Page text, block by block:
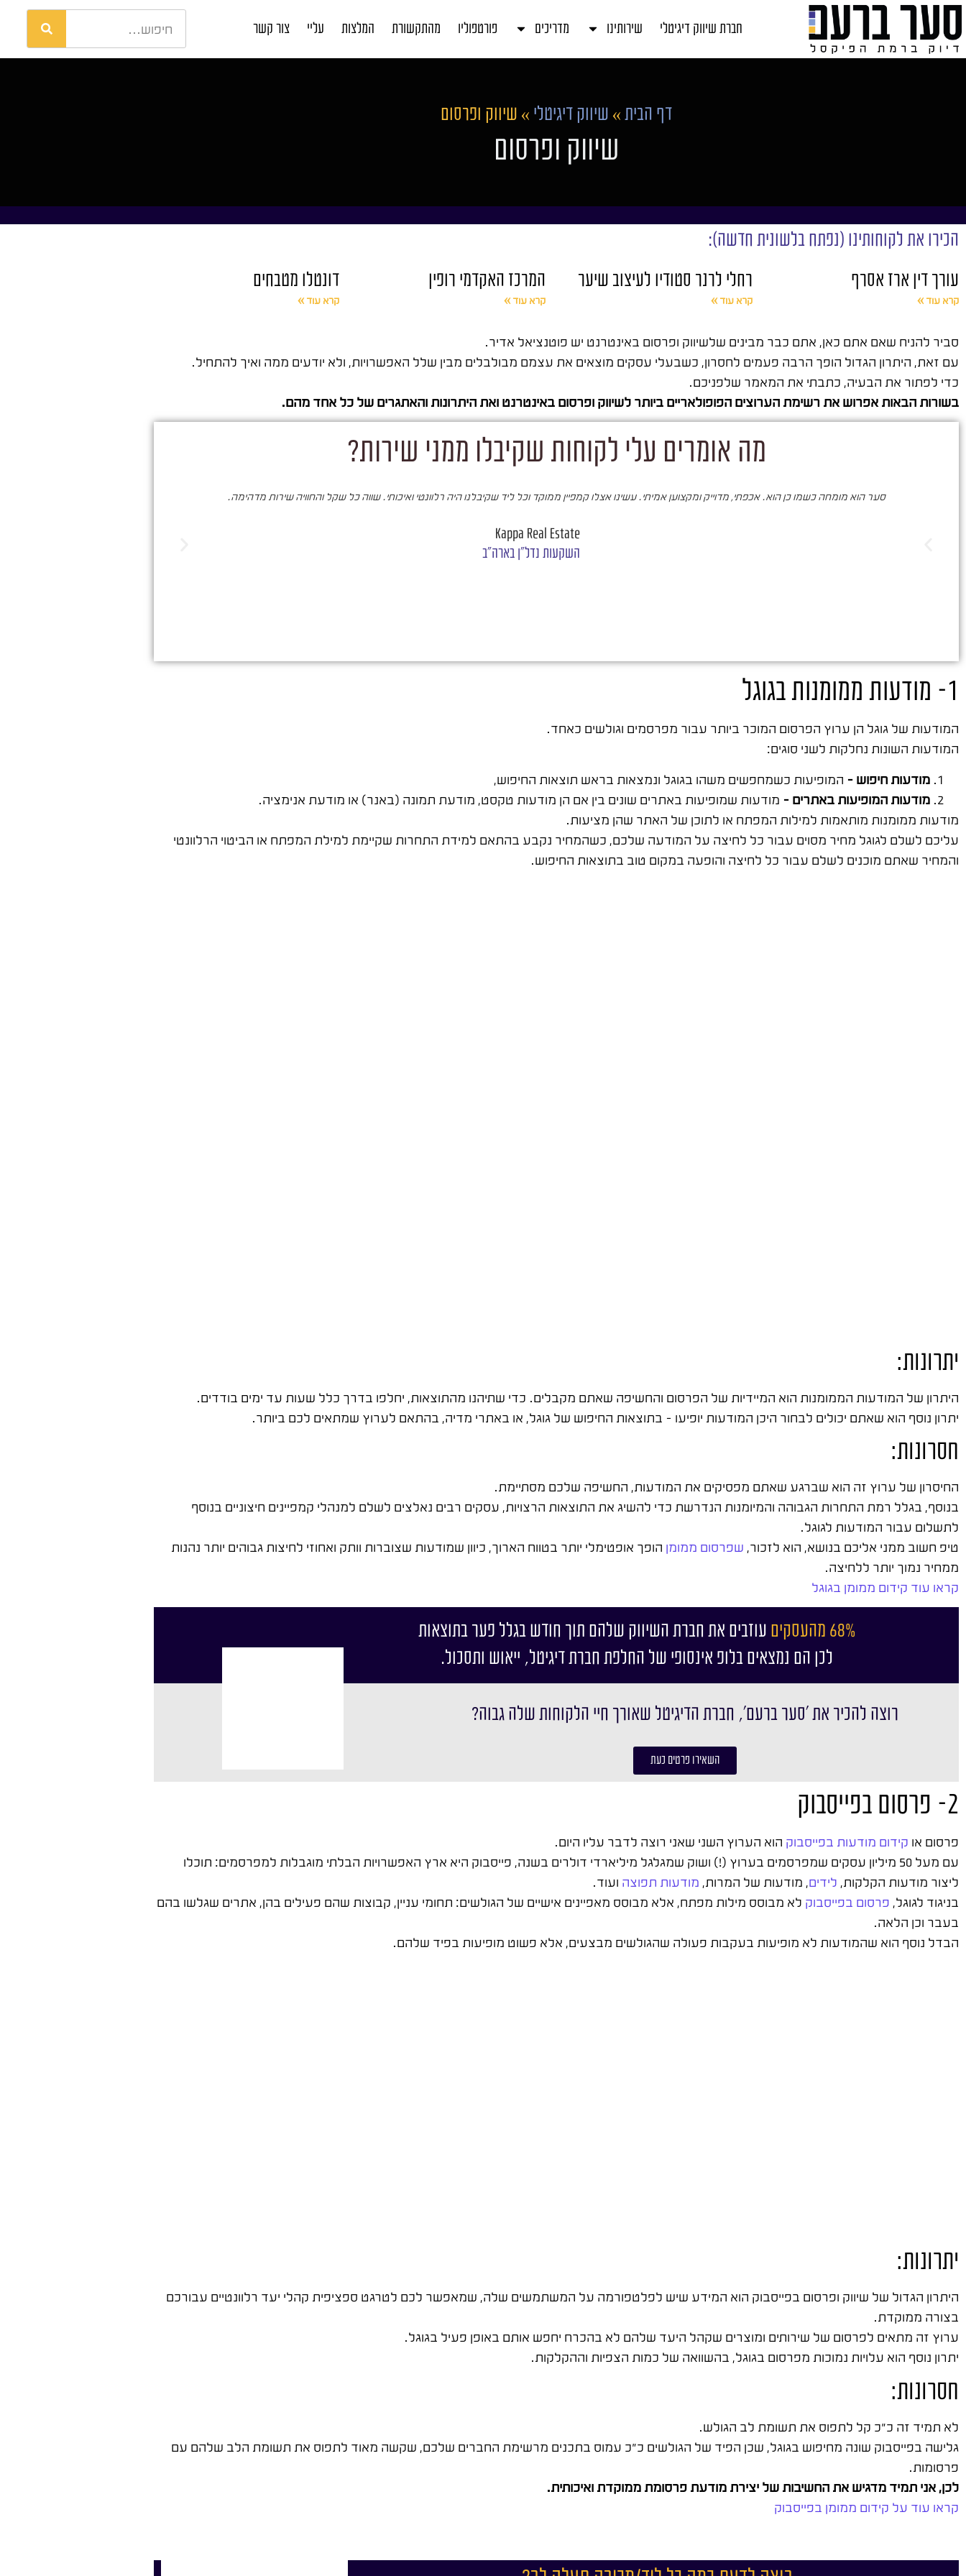
חברת שיווק דיגיטלי שירותינו מדריכים פורטפוליו מהתקשורת המלצות עליי צור קשר
דף הבית » שיווק דיגיטלי » שיווק ופרסום
שיווק ופרסום
הכירו את לקוחותינו (נפתח בלשונית חדשה):
עורך דין ארז אסרף
קרא עוד »
רחלי לרנר סטודיו לעיצוב שיער
קרא עוד »
המרכז האקדמי רופין
קרא עוד »
דונטלו מטבחים
קרא עוד »
סביר להניח שאם אתם כאן, אתם כבר מבינים שלשיווק ופרסום באינטרנט יש פוטנציאל אדיר.
עם זאת, היתרון הגדול הופך הרבה פעמים לחסרון, כשבעלי עסקים מוצאים את עצמם מבולבלים מבין שלל האפשרויות, ולא יודעים ממה ואיך להתחיל.
כדי לפתור את הבעיה, כתבתי את המאמר שלפניכם.
בשורות הבאות אפרוש את רשימת הערוצים הפופולאריים ביותר לשיווק ופרסום באינטרנט ואת היתרונות והאתגרים של כל אחד מהם.
מה אומרים עלי לקוחות שקיבלו ממני שירות?
סער הוא מומחה כשמו כן הוא. אכפתי, מדוייק ומקצוען אמיתי. עשינו אצלו קמפיין ממוקד וכל ליד שקיבלנו היה רלוונטי ואיכותי. שווה כל שקל והחוויה שירות מדהימה.
Kappa Real Estate
השקעות נדל"ן בארה"ב
1- מודעות ממומנות בגוגל
המודעות של גוגל הן ערוץ הפרסום המוכר ביותר עבור מפרסמים וגולשים כאחד.
המודעות השונות נחלקות לשני סוגים:
מודעות חיפוש – המופיעות כשמחפשים משהו בגוגל ונמצאות בראש תוצאות החיפוש,
מודעות המופיעות באתרים – מודעות שמופיעות באתרים שונים בין אם הן מודעות טקסט, מודעת תמונה (באנר) או מודעת אנימציה.
מודעות ממומנות מותאמות למילות המפתח או לתוכן של האתר שהן מציעות.
עליכם לשלם לגוגל מחיר מסוים עבור כל לחיצה על המודעה שלכם, כשהמחיר נקבע בהתאם למידת התחרות שקיימת למילת המפתח או הביטוי הרלוונטי
והמחיר שאתם מוכנים לשלם עבור כל לחיצה והופעה במקום טוב בתוצאות החיפוש.
יתרונות:
היתרון של המודעות הממומנות הוא המיידיות של הפרסום והחשיפה שאתם מקבלים. כדי שתיהנו מהתוצאות, יחלפו בדרך כלל שעות עד ימים בודדים.
יתרון נוסף הוא שאתם יכולים לבחור היכן המודעות יופיעו – בתוצאות החיפוש של גוגל, או באתרי מדיה, בהתאם לערוץ שמתאים לכם ביותר.
חסרונות:
החיסרון של ערוץ זה הוא שברגע שאתם מפסיקים את המודעות, החשיפה שלכם מסתיימת.
בנוסף, בגלל רמת התחרות הגבוהה והמיומנות הנדרשת כדי להשיג את התוצאות הרצויות, עסקים רבים נאלצים לשלם למנהלי קמפיינים חיצוניים בנוסף
לתשלום עבור המודעות לגוגל.
טיפ חשוב ממני אליכם בנושא, הוא לזכור, שפרסום ממומן הופך אופטימלי יותר בטווח הארוך, כיוון שמודעות שצוברות וותק ואחוזי לחיצות גבוהים יותר נהנות
ממחיר נמוך יותר ללחיצה.
קראו עוד קידום ממומן בגוגל
68% מהעסקים
עוזבים את חברת השיווק שלהם תוך חודש בגלל פער בתוצאות
לכן הם נמצאים בלופ אינסופי של החלפת חברת דיגיטל, ייאוש ותסכול.
רוצה להכיר את ׳סער ברעם׳, חברת הדיגיטל שאורך חיי הלקוחות שלה גבוה?
השאירו פרטים כעת
2- פרסום בפייסבוק
פרסום או קידום מודעות בפייסבוק הוא הערוץ השני שאני רוצה לדבר עליו היום.
עם מעל 50 מיליון עסקים שמפרסמים בערוץ (!) ושוק שמגלגל מיליארדי דולרים בשנה, פייסבוק היא ארץ האפשרויות הבלתי מוגבלות למפרסמים: תוכלו
ליצור מודעות הקלקות,לידים, מודעות של המרות,מודעות תפוצה ועוד.
בניגוד לגוגל,פרסום בפייסבוק לא מבוסס מילות מפתח, אלא מבוסס מאפיינים אישיים של הגולשים: תחומי עניין, קבוצות שהם פעילים בהן, אתרים שגלשו בהם
בעבר וכן הלאה.
הבדל נוסף הוא שהמודעות לא מופיעות בעקבות פעולה שהגולשים מבצעים, אלא פשוט מופיעות בפיד שלהם.
יתרונות:
היתרון הגדול של שיווק ופרסום בפייסבוק הוא המידע שיש לפלטפורמה על המשתמשים שלה, שמאפשר לכם לטרגט ספציפית קהלי יעד רלוונטיים עבורכם
בצורה ממוקדת.
ערוץ זה מתאים לפרסום של שירותים ומוצרים שקהל היעד שלהם לא בהכרח יחפש אותם באופן פעיל בגוגל.
יתרון נוסף הוא עלויות נמוכות מפרסום בגוגל, בהשוואה של כמות הצפיות וההקלקות.
חסרונות:
לא תמיד זה כ"כ קל לתפוס את תשומת לב הגולש.
גלישה בפייסבוק שונה מחיפוש בגוגל, שכן הפיד של הגולשים כ"כ עמוס בתכנים מרשימת החברים שלכם, שקשה מאוד לתפוס את תשומת הלב שלהם עם
פרסומות.
לכן, אני תמיד מדגיש את החשיבות של יצירת מודעת פרסומת ממוקדת ואיכותית.
קראו עוד על קידום ממומן בפייסבוק